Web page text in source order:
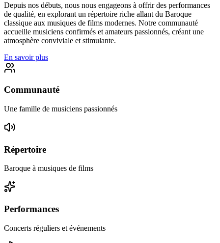
Depuis nos débuts, nous nous engageons à offrir des performances
de qualité, en explorant un répertoire riche allant du Baroque
classique aux musiques de films modernes. Notre communauté
accueille musiciens confirmés et amateurs passionnés, créant une
atmosphère conviviale et stimulante.
En savoir plus
Communauté
Une famille de musiciens passionnés
Répertoire
Baroque à musiques de films
Performances
Concerts réguliers et événements